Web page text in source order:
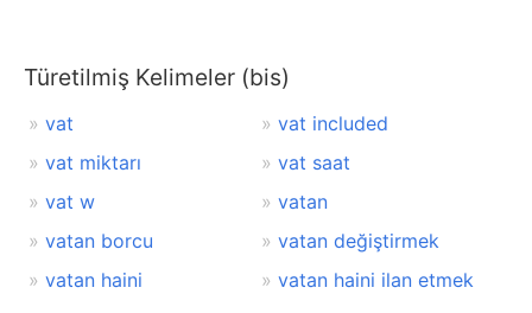
Türetilmiş Kelimeler (bis)
vat
vat included
vat miktarı
vat saat
vat w
vatan
vatan borcu
vatan değiştirmek
vatan haini
vatan haini ilan etmek